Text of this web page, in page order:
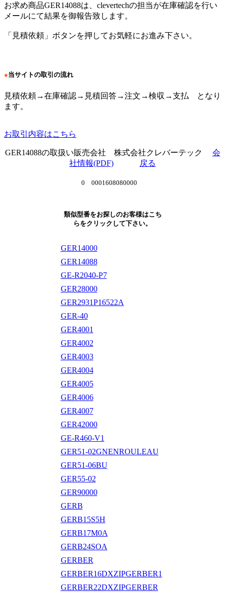
お求め商品GER14088は、clevertechの担当が在庫確認を行い
メールにて結果を御報告致します。
「見積依頼」ボタンを押してお気軽にお進み下さい。
●当サイトの取引の流れ
見積依頼→在庫確認→見積回答→注文→検収→支払 となり
ます。
お取引内容はこちら
GER14088の取扱い販売会社 株式会社クレバーテック 会
社情報(PDF)
戻る
0 0001608080000
類似型番をお探しのお客様はこち
らをクリックして下さい。
GER14000
GER14088
GE-R2040-P7
GER28000
GER2931P16522A
GER-40
GER4001
GER4002
GER4003
GER4004
GER4005
GER4006
GER4007
GER42000
GE-R460-V1
GER51-02GNENROULEAU
GER51-06BU
GER55-02
GER90000
GERB
GERB15S5H
GERB17M0A
GERB24SOA
GERBER
GERBER16DXZIPGERBER1
GERBER22DXZIPGERBER